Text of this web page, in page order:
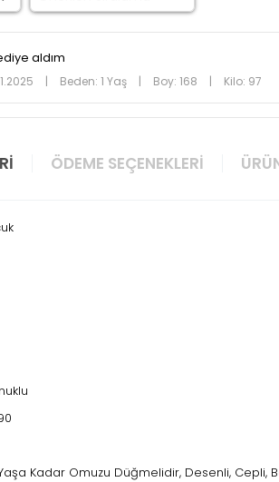
aldım
| Beden: 1 Yaş | Boy: 168 | Kilo: 97
ÖDEME SEÇENEKLERI
Kadar Omuzu Düğmelidir, Desenli, Cepli,